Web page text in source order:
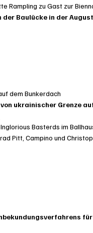
Rampling zu Gast zur
der Baulücke in der
dem Bunkerdach
ukrainischer Grenze
Basterds im
Pitt, Campino und